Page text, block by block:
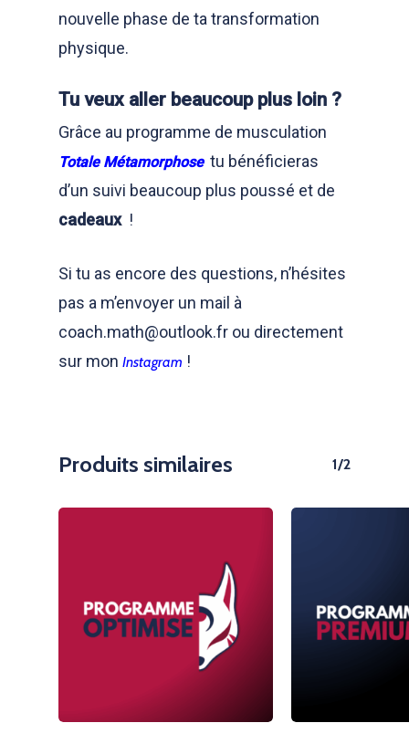
nouvelle phase de ta transformation
physique.
Tu veux aller beaucoup plus loin ?
Grâce au programme de musculation
Totale Métamorphose tu bénéficieras
d’un suivi beaucoup plus poussé et de
cadeaux !
Si tu as encore des questions, n’hésites
pas a m’envoyer un mail à
coach.math@outlook.fr ou directement
sur mon Instagram !
Produits similaires 1/2